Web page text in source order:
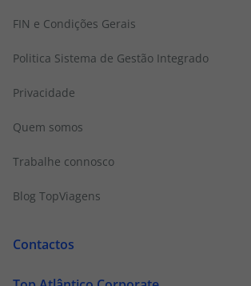
FIN e Condições Gerais
Politica Sistema de Gestão Integrado
Privacidade
Quem somos
Trabalhe connosco
Blog TopViagens
Contactos